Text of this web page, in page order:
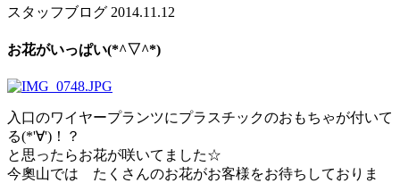
スタッフブログ 2014.11.12
お花がいっぱい(*^▽^*)
入口のワイヤープランツにプラスチックのおもちゃが付いて
る(*'∀')！？
と思ったらお花が咲いてました☆
今奧山では たくさんのお花がお客様をお待ちしておりま